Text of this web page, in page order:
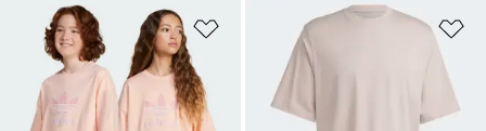
Dodaj do listy życzeń